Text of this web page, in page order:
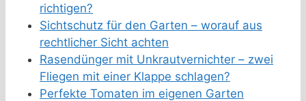
richtigen?
Sichtschutz für den Garten – worauf aus
rechtlicher Sicht achten
Rasendünger mit Unkrautvernichter – zwei
Fliegen mit einer Klappe schlagen?
Perfekte Tomaten im eigenen Garten